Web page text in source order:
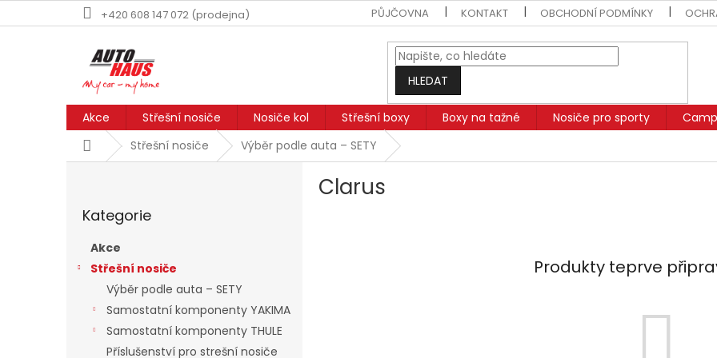
na
+420 608 147 072 (prodejna) PŮJČOVNA KONTAKT OBCHODNÍ PODMÍNKY
HLEDAT
Akce Střešní nosiče Nosiče kol Střešní boxy Boxy na tažné Nosiče pro sporty
DomůStřešní nosiče Výběr podle auta – SETY
kategorie
Kategorie
Akce
Střešní nosiče
Výběr podle auta – SETY
Samostatní komponenty YAKIMA
Samostatní komponenty THULE
Příslušenství pro strešní nosiče
Clarus
Produkty teprve